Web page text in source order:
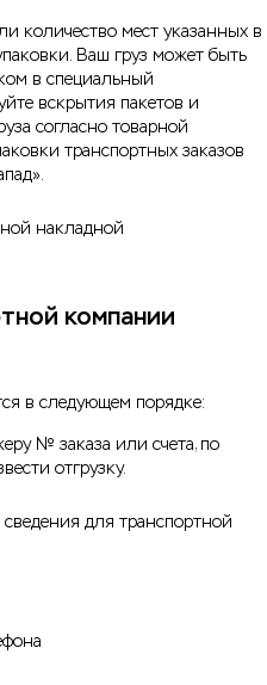
количество мест указанных в
Ваш груз может быть
в специальный
вскрытия пакетов и
согласно товарной
транспортных заказов
накладной
компании
в следующем порядке:
№ заказа или счета, по
отгрузку.
для транспортной